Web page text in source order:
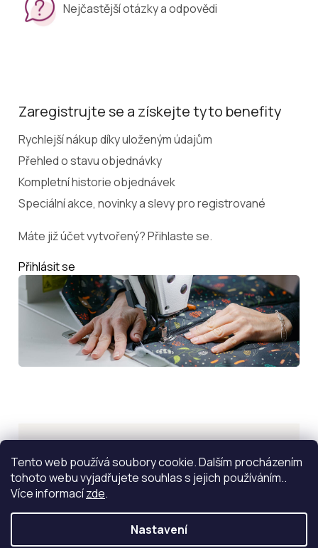
Tento web používá soubory cookie. Dalším procházením
tohoto webu vyjadřujete souhlas s jejich používáním..
Více informacízde.
Nastavení
Nejčastější otázky a odpovědi
Zaregistrujte se a získejte tyto benefity
Rychlejší nákup díky uloženým údajům
Přehled o stavu objednávky
Kompletní historie objednávek
Speciální akce, novinky a slevy pro registrované
Máte již účet vytvořený? Přihlaste se.
Přihlásit se
Inspirace
ZOBRAZIT VÍCE